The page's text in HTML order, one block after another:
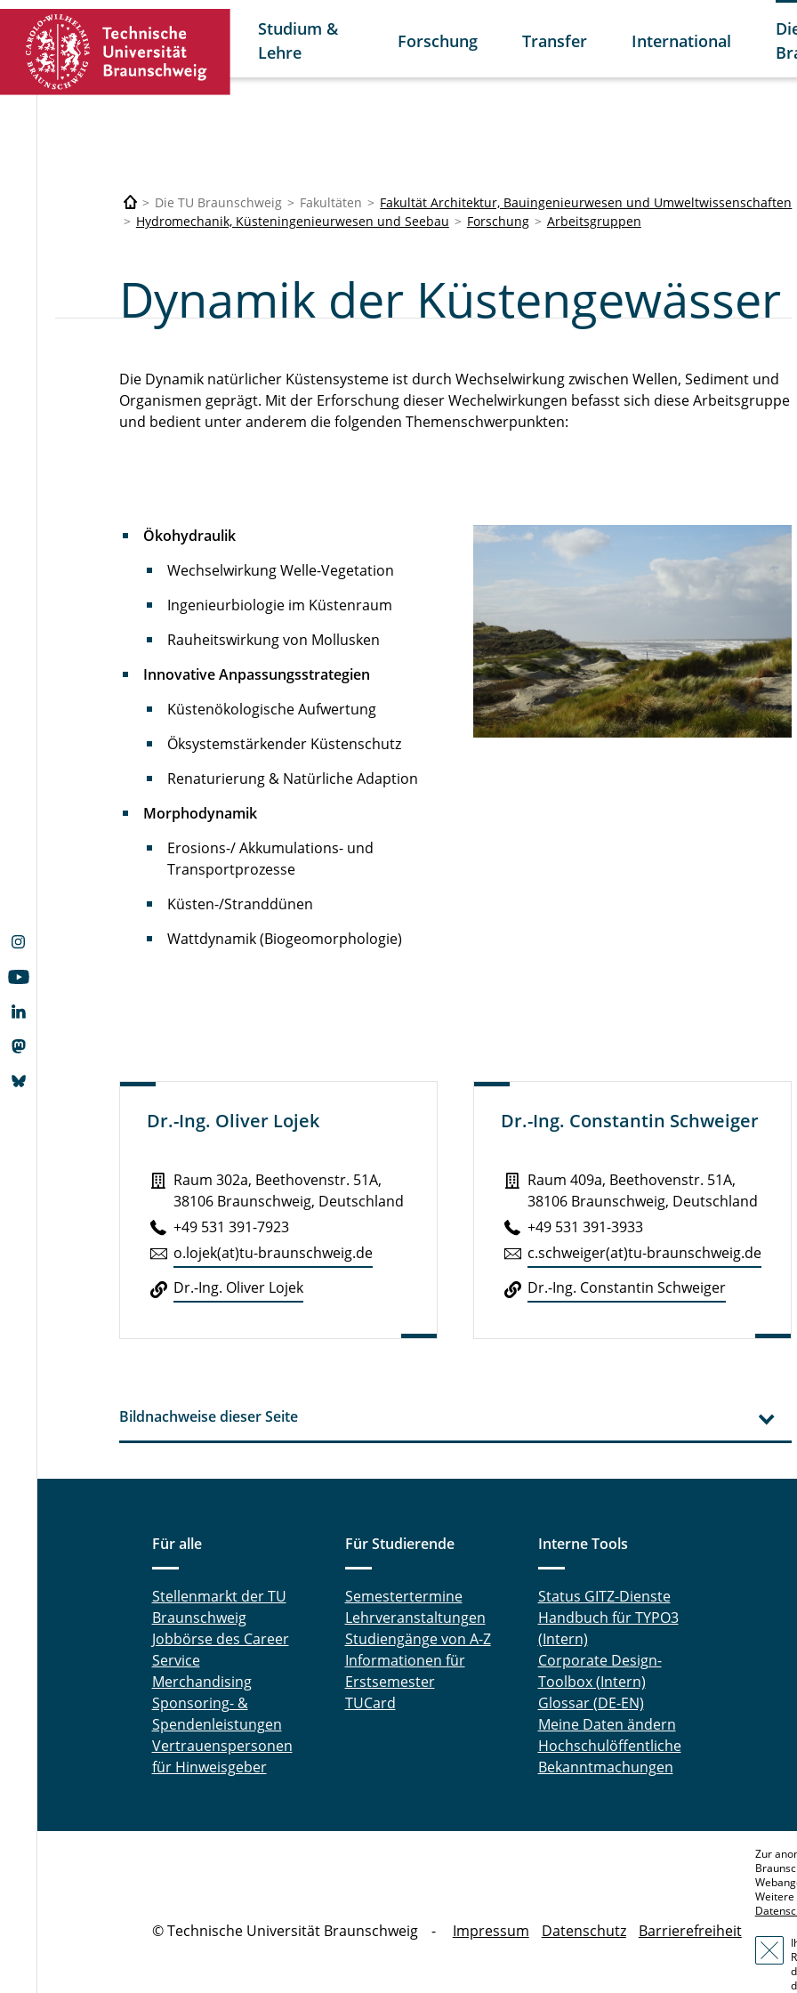
Studium &
Lehre
Forschung Transfer International
Die TU Braunschweig Fakultäten Fakultät Architektur, Bauingenieurwesen und Umweltwissenschaften
Hydromechanik, Küsteningenieurwesen und Seebau
Forschung Arbeitsgruppen
Dynamik der Küstengewässer
Die Dynamik natürlicher Küstensysteme ist durch Wechselwirkung zwischen Wellen, Sediment und
Organismen geprägt. Mit der Erforschung dieser Wechelwirkungen befasst sich diese Arbeitsgruppe
und bedient unter anderem die folgenden Themenschwerpunkten:
Ökohydraulik
Wechselwirkung Welle-Vegetation
Ingenieurbiologie im Küstenraum
Rauheitswirkung von Mollusken
Innovative Anpassungsstrategien
Küstenökologische Aufwertung
Öksystemstärkender Küstenschutz
Renaturierung & Natürliche Adaption
Morphodynamik
Erosions-/ Akkumulations- und
Transportprozesse
Küsten-/Stranddünen
Wattdynamik (Biogeomorphologie)
Dr.-Ing. Oliver Lojek
Raum 302a, Beethovenstr. 51A,
38106 Braunschweig, Deutschland
+49 531 391-7923
o.​lojek(at)tu-braun­schweig.de
Dr.-Ing. Oliver Lojek
Dr.-Ing. Constantin Schweiger
Raum 409a, Beethovenstr. 51A,
38106 Braunschweig, Deutschland
+49 531 391-3933
c.​schweiger(at)tu-braun­schweig.de
Dr.-Ing. Con­stan­tin Schwei­ger
Bildnachweise dieser Seite
Für alle
Stellenmarkt der TU
Braunschweig
Jobbörse des Career
Service
Merchandising
Sponsoring- &
Spendenleistungen
Vertrauenspersonen
für Hinweisgeber
Für Studierende
Semestertermine
Lehrveranstaltungen
Studiengänge von A-Z
Informationen für
Erstsemester
TUCard
Interne Tools
Status GITZ-Dienste
Handbuch für TYPO3
(Intern)
Corporate Design-
Toolbox (Intern)
Glossar (DE-EN)
Meine Daten ändern
Hochschulöffentliche
Bekanntmachungen
© Technische Universität Braunschweig Impressum Datenschutz Barrierefreiheit
Zur